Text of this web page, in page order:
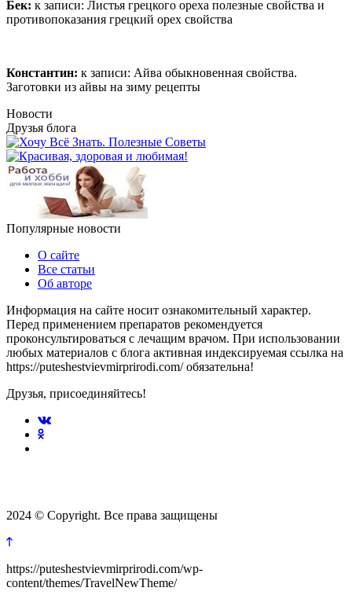
Бек: к записи: Листья грецкого ореха полезные свойства и
противопоказания грецкий орех свойства
Константин: к записи: Айва обыкновенная свойства.
Заготовки из айвы на зиму рецепты
Новости
Друзья блога
Популярные новости
О сайте
Все статьи
Об авторе
Информация на сайте носит ознакомительный характер.
Перед применением препаратов рекомендуется
проконсультироваться с лечащим врачом. При использовании
любых материалов с блога активная индексируемая ссылка на
https://puteshestvievmirprirodi.com/ обязательна!
Друзья, присоединяйтесь!
2024 © Copyright. Все права защищены
https://puteshestvievmirprirodi.com/wp-
content/themes/TravelNewTheme/